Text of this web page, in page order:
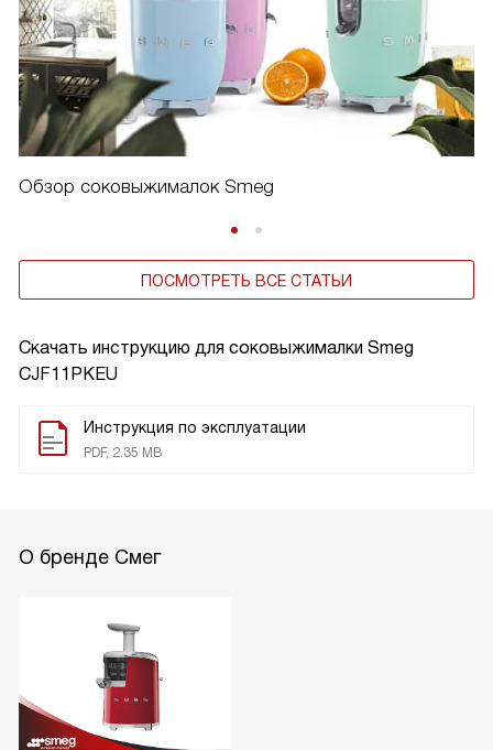
Скачать инструкцию для соковыжималки Smeg
CJF11PKEU
Инструкция по эксплуатации
PDF, 2.35 MB
Обзор соковыжималок Smeg
ПОСМОТРЕТЬ ВСЕ СТАТЬИ
О бренде Смег